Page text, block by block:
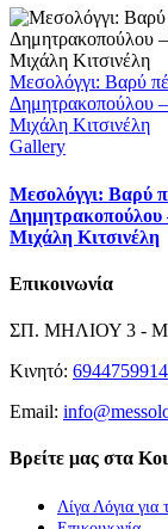
Μεσολόγγι: Βαρύ
Δημητρακοπούλου –
Μιχάλη Κιτσινέλη
Gallery
Μεσολόγγι: Βαρύ
Δημητρακοπούλου
Μιχάλη Κιτσινέλη
Επικοινωνία
ΣΠ. ΜΗΛΙΟΥ 3 -
Κινητό: 6944759914
Email:
Βρείτε μας στα
Λίγα Λόγια για